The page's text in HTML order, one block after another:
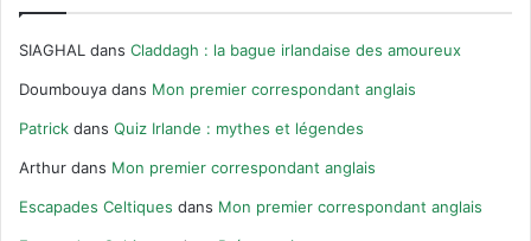
SIAGHAL dans Claddagh : la bague irlandaise des amoureux
Doumbouya dans Mon premier correspondant anglais
Patrick dans Quiz Irlande : mythes et légendes
Arthur dans Mon premier correspondant anglais
Escapades Celtiques dans Mon premier correspondant anglais